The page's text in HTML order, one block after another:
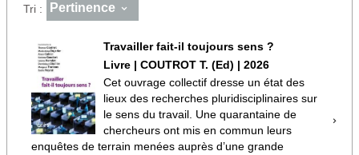
Tri : Pertinence
Travailler fait-il toujours sens ?
Livre | COUTROT T. (Ed) | 2026
Cet ouvrage collectif dresse un état des
lieux des recherches pluridisciplinaires sur
le sens du travail. Une quarantaine de
chercheurs ont mis en commun leurs
enquêtes de terrain menées auprès d’une grande